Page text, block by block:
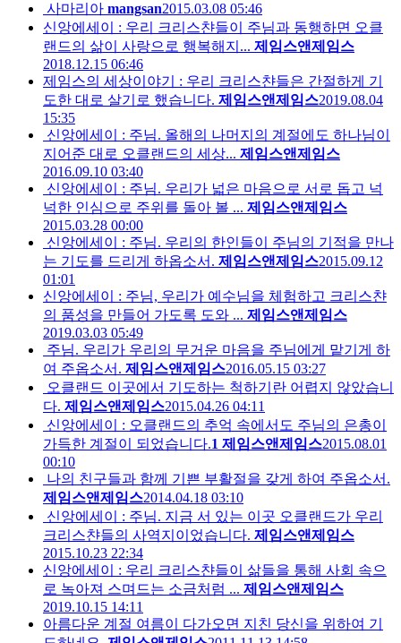
사마리아 mangsan2015.03.08 05:46
신앙에세이 : 우리 크리스챤들이 주님과 동행하면 오클
랜드의 삶이 사랑으로 행복해지... 제임스앤제임스
2018.12.15 06:46
제임스의 세상이야기 : 우리 크리스챤들은 간절하게 기
도한 대로 살기로 했습니다. 제임스앤제임스2019.08.04
15:35
신앙에세이 : 주님. 올해의 나머지의 계절에도 하나님이
지어준 대로 오클랜드의 세상... 제임스앤제임스
2016.09.10 03:40
신앙에세이 : 주님. 우리가 넓은 마음으로 서로 돕고 넉
넉한 인심으로 주위를 돌아 볼 ... 제임스앤제임스
2015.03.28 00:00
신앙에세이 : 주님. 우리의 한인들이 주님의 기적을 만나
는 기도를 드리게 하옵소서. 제임스앤제임스2015.09.12
01:01
신앙에세이 : 주님, 우리가 예수님을 체험하고 크리스챤
의 품성을 만들어 가도록 도와 ... 제임스앤제임스
2019.03.03 05:49
주님. 우리가 우리의 무거운 마음을 주님에게 맡기게 하
여 주옵소서. 제임스앤제임스2016.05.15 03:27
오클랜드 이곳에서 기도하는 척하기란 어렵지 않았습니
다. 제임스앤제임스2015.04.26 04:11
신앙에세이 : 오클랜드의 추억 속에서도 주님의 은총이
가득한 계절이 되었습니다.1 제임스앤제임스2015.08.01
00:10
나의 친구들과 함께 기쁜 부활절을 갖게 하여 주옵소서.
제임스앤제임스2014.04.18 03:10
신앙에세이 : 주님. 지금 서 있는 이곳 오클랜드가 우리
크리스챤들의 사역지이었습니다. 제임스앤제임스
2015.10.23 22:34
신앙에세이 : 우리 크리스챤들이 삶들을 통해 사회 속으
로 녹아져 스며드는 소금처럼 ... 제임스앤제임스
2019.10.15 14:11
아름다운 계절 여름이 다가오면 지친 당신을 위하여 기